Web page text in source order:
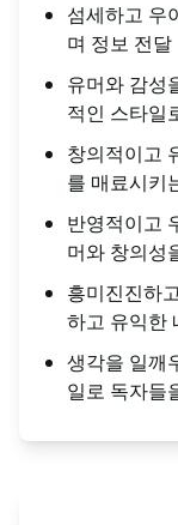
섬세하고 우
며 정보 전달
유머와 감성
적인 스타일
창의적이고
를 매료시키
반영적이고
머와 창의성
흥미진진하
하고 유익한
생각을 일깨
일로 독자들